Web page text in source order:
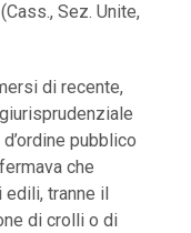
Sez. Unite,
di recente,
pubblico
che
tranne il
di crolli o di